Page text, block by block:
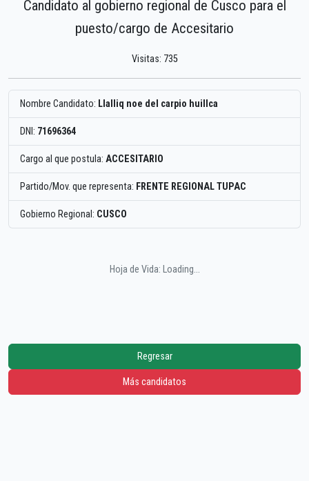
Candidato al gobierno regional de Cusco para el
puesto/cargo de Accesitario
Visitas: 735
Nombre Candidato: Llalliq noe del carpio huillca
DNI: 71696364
Cargo al que postula: ACCESITARIO
Partido/Mov. que representa: FRENTE REGIONAL TUPAC
Gobierno Regional: CUSCO
Hoja de Vida: Loading...
Regresar
Más candidatos